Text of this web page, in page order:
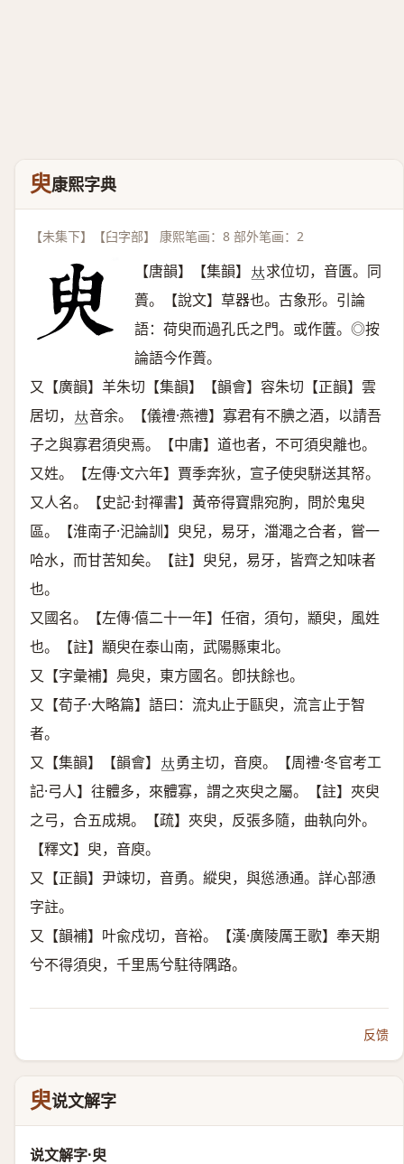
臾康熙字典
【未集下】【臼字部】 康熙笔画：8 部外笔画：2
【唐韻】【集韻】 𠀤求位切，音匱。同
蕢。【說文】草器也。古象形。引論
語：荷臾而過孔氏之門。或作䕚。◎按
論語今作蕢。
又【廣韻】羊朱切【集韻】【韻會】容朱切【正韻】雲
居切， 𠀤音余。【儀禮·燕禮】寡君有不腆之酒，以請吾
子之與寡君須臾焉。【中庸】道也者，不可須臾離也。
又姓。【左傳·文六年】賈季奔狄，宣子使臾駢送其帑。
又人名。【史記·封禪書】黃帝得寶鼎宛朐，問於鬼臾
區。【淮南子·汜論訓】臾兒，易牙，湽澠之合者，嘗一
哈水，而甘苦知矣。【註】臾兒，易牙，皆齊之知味者
也。
又國名。【左傳·僖二十一年】任宿，須句，顓臾，風姓
也。【註】顓臾在泰山南，武陽縣東北。
又【字彙補】鳧臾，東方國名。卽扶餘也。
又【荀子·大略篇】語曰：流丸止于甌臾，流言止于智
者。
又【集韻】【韻會】 𠀤勇主切，音庾。【周禮·冬官考工
記·弓人】往體多，來體寡，謂之夾臾之屬。【註】夾臾
之弓，合五成規。【疏】夾臾，反張多隨，曲執向外。
【釋文】臾，音庾。
又【正韻】尹竦切，音勇。縱臾，與慫慂通。詳心部慂
字註。
又【韻補】叶兪戍切，音裕。【漢·廣陵厲王歌】奉天期
兮不得須臾，千里馬兮駐待隅路。
反馈
臾说文解字
说文解字·臾